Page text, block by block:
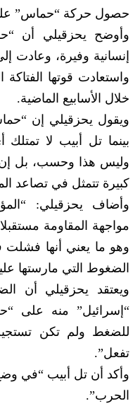
حصول حركة “حماس”
وأوضح يحزقيلي أن
إنسانية وفيرة، وعادت
واستعادت قوتها
خلال الأسابيع الماضية.
ويقول يحزقيلي إن
بينما تل أبيب لا
وليس هذا وحسب، بل إن
كبيرة تتمثل في تصاعد
وأضاف يحزقيلي:
مواجهة المقاومة
وهو ما يعني أنها
الضغوط التي مارستها
ويعتقد يحزقيلي أن
“إسرائيل” منه على
للضغط ولم تكن
تفعل”.
وأكد أن تل أبيب “في
الحرب”.